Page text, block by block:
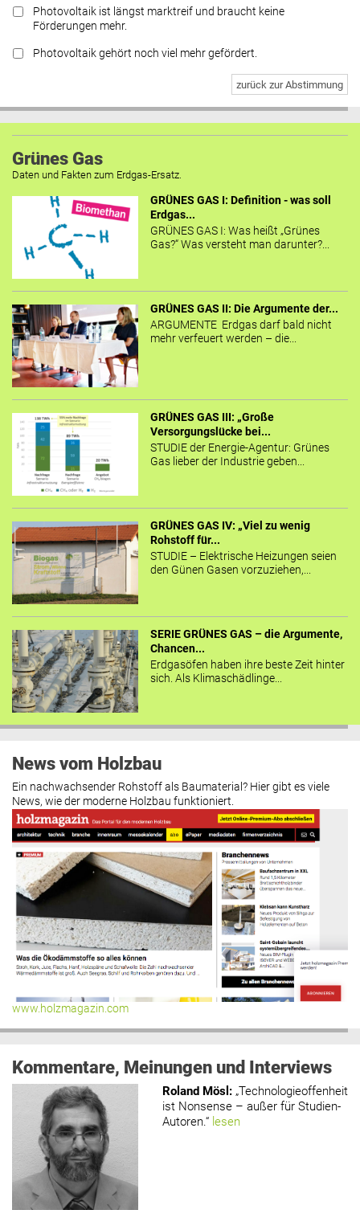
Photovoltaik ist längst marktreif und braucht keine
Förderungen mehr.
Photovoltaik gehört noch viel mehr gefördert.
zurück zur Abstimmung
Grünes Gas
Daten und Fakten zum Erdgas-Ersatz.
GRÜNES GAS I: Definition - was soll
Erdgas...
GRÜNES GAS I: Was heißt „Grünes
Gas?“ Was versteht man darunter?...
GRÜNES GAS II: Die Argumente der...
ARGUMENTE Erdgas darf bald nicht
mehr verfeuert werden – die...
GRÜNES GAS III: „Große
Versorgungslücke bei...
STUDIE der Energie-Agentur: Grünes
Gas lieber der Industrie geben...
GRÜNES GAS IV: „Viel zu wenig
Rohstoff für...
STUDIE – Elektrische Heizungen seien
den Günen Gasen vorzuziehen,...
SERIE GRÜNES GAS – die Argumente,
Chancen...
Erdgasöfen haben ihre beste Zeit hinter
sich. Als Klimaschädlinge...
News vom Holzbau
Ein nachwachsender Rohstoff als Baumaterial? Hier gibt es viele
News, wie der moderne Holzbau funktioniert.
www.holzmagazin.com
Kommentare, Meinungen und Interviews
Roland Mösl : „Technologieoffenheit
ist Nonsense – außer für Studien-
Autoren.“ lesen